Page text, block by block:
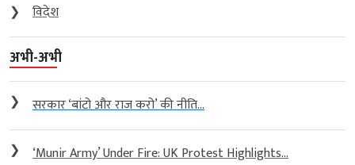
❯
विदेश
अभी-अभी
❯ सरकार ‘बांटो और राज करो’ की नीति...
❯ ‘Munir Army’ Under Fire: UK Protest Highlights...